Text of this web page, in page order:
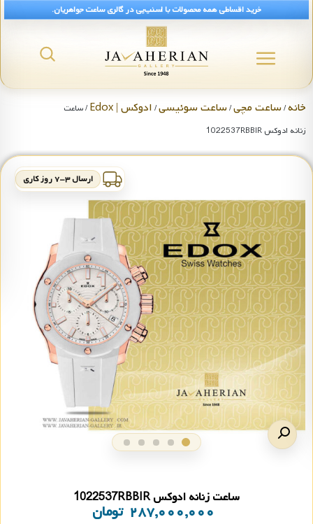
خرید اقساطی همه محصولات با اسنپ‌پی در گالری ساعت جواهریان.
خانه/ساعت مچی/ساعت سوئیسی/ ادوکس | Edox
/ ساعت
زنانه ادوکس 1022537RBBIR
ارسال ۳-۷ روز کاری
ساعت زنانه ادوکس 1022537RBBIR
۲۸۷,۰۰۰,۰۰۰ تومان